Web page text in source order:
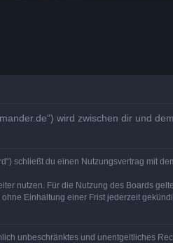
wird zwischen dir und
schließt du einen Nutzungsvertrag mit
nutzen. Für die Nutzung des Boards
Einhaltung einer Frist jederzeit
unbeschränktes und unentgeltliches